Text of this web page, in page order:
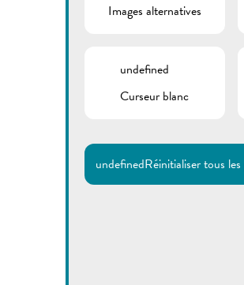
Utilisez la
Comme par
informations ou de
Images alternatives
undefined
Curseur blanc
undefinedRéinitialiser tous